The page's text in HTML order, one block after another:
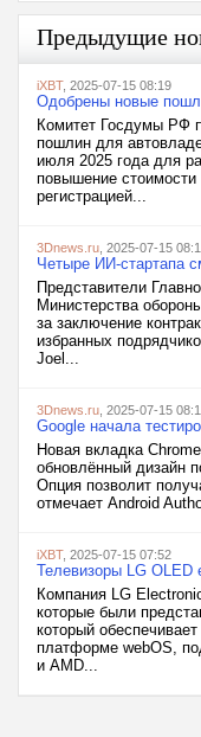
Предыдущие
iXBT, 2025-07-15 08:19
Одобрены новые
Комитет Госдумы РФ
пошлин для
июля 2025 года для
повышение стоимости
регистрацией...
3Dnews.ru , 2025-07-15
Четыре ИИ-стартапа
Представители
Министерства
за заключение
избранных
Joel...
3Dnews.ru , 2025-07-15
Google начала
Новая вкладка
обновлённый дизайн
Опция позволит
отмечает Android
iXBT, 2025-07-15 07:52
Телевизоры LG OLED
Компания LG
которые были
который
платформе webOS,
и AMD...